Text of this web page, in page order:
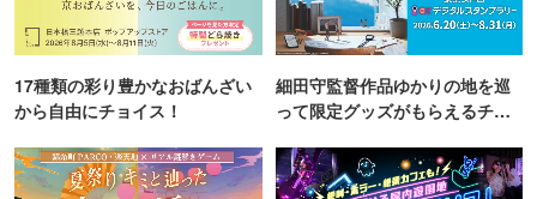
17種類の彩り豊かなおばんざい
から自由にチョイス！
細田守監督作品ゆかりの地を巡
って限定グッズがもらえるチャ